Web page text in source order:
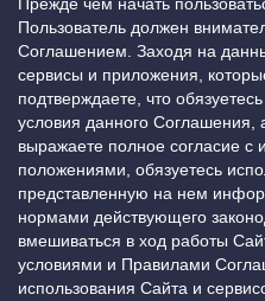
Пользователь должен
Соглашением. Заходя на
сервисы и приложения,
подтверждаете, что
условия данного Соглашения,
выражаете полное согласие
положениями, обязуетесь
представленную на нем
нормами действующего
вмешиваться в ход работы
условиями и Правилами
использования Сайта и